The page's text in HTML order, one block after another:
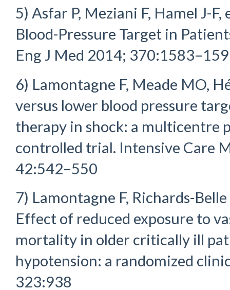
5) Asfar P, Meziani F, Hamel J-
Blood-Pressure Target in
Eng J Med 2014;
6) Lamontagne F, Meade MO,
versus lower blood pressure
therapy in shock: a multicentre
controlled trial. Intensive Care
42:542–550
7) Lamontagne F, Richards-
Effect of reduced exposure to
mortality in older critically ill
hypotension: a randomized
323:938